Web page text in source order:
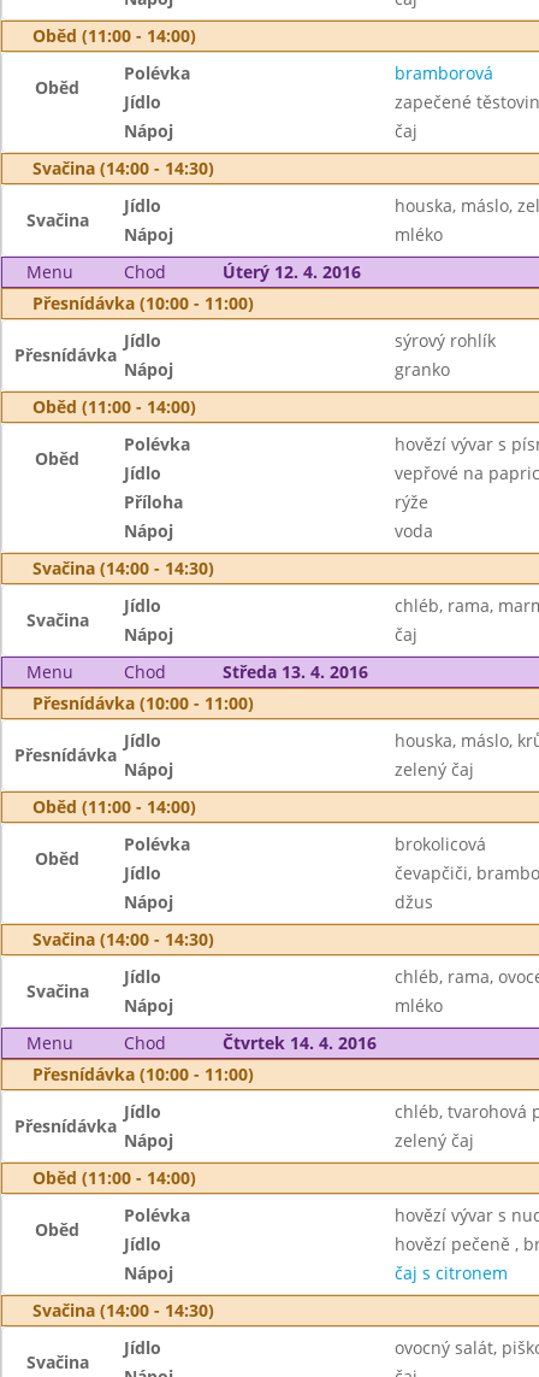
Oběd (11:00 - 14:00)
Oběd
Polévka
bramborová
Jídlo
zapečené
Nápoj
čaj
Svačina (14:00 - 14:30)
Svačina
Jídlo
houska, máslo,
Nápoj
mléko
Menu
Chod
Úterý 12. 4. 2016
Přesnídávka (10:00 - 11:00)
Přesnídávka
Jídlo
sýrový rohlík
Nápoj
granko
Oběd (11:00 - 14:00)
Oběd
Polévka
hovězí vývar s
Jídlo
vepřové na
Příloha
rýže
Nápoj
voda
Svačina (14:00 - 14:30)
Svačina
Jídlo
chléb, rama,
Nápoj
čaj
Menu
Chod
Středa 13. 4. 2016
Přesnídávka (10:00 - 11:00)
Přesnídávka
Jídlo
houska, máslo,
Nápoj
zelený čaj
Oběd (11:00 - 14:00)
Oběd
Polévka
brokolicová
Jídlo
čevapčiči,
Nápoj
džus
Svačina (14:00 - 14:30)
Svačina
Jídlo
chléb, rama,
Nápoj
mléko
Menu
Chod
Čtvrtek 14. 4. 2016
Přesnídávka (10:00 - 11:00)
Přesnídávka
Jídlo
chléb, tvarohová
Nápoj
zelený čaj
Oběd (11:00 - 14:00)
Oběd
Polévka
hovězí vývar s
Jídlo
hovězí pečeně ,
Nápoj
čaj s citronem
Svačina (14:00 - 14:30)
Svačina
Jídlo
ovocný salát,